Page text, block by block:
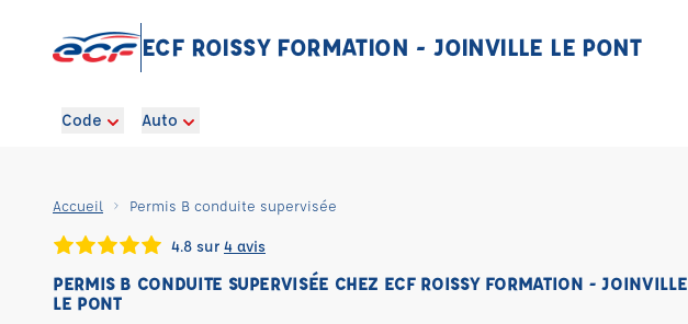
ECF ROISSY FORMATION - JOINVILLE LE PONT
Code Auto
Accueil Permis B conduite supervisée
4.8 sur 4 avis
PERMIS B CONDUITE SUPERVISÉE CHEZ ECF ROISSY FORMATION - JOINVILLE
LE PONT